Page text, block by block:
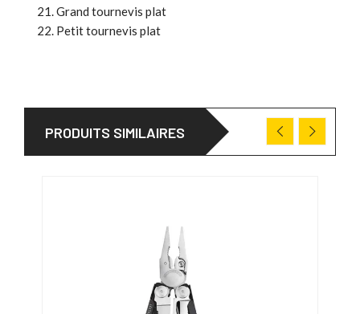
Grand tournevis plat
Petit tournevis plat
PRODUITS SIMILAIRES